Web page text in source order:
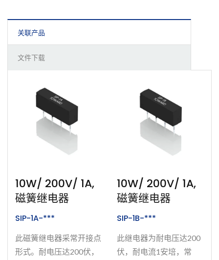
关联产品
文件下载
10W/ 200V/ 1A,
磁簧继电器
SIP-1A-***
此磁簧继电器采常开接点
形式。耐电压达200伏，
10W/ 200V/ 1A,
磁簧继电器
SIP-1B-***
此继电器为耐电压达200
伏，耐电流1安培，常